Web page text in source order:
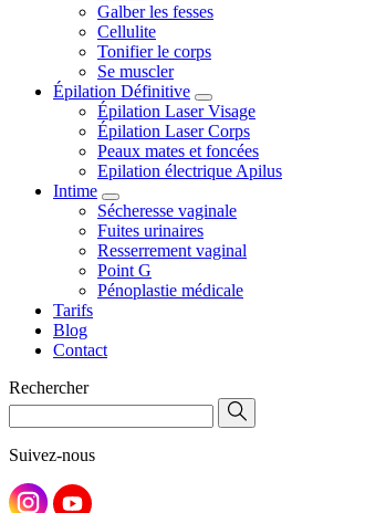
Galber les fesses
Cellulite
Tonifier le corps
Se muscler
Épilation Définitive
Épilation Laser Visage
Épilation Laser Corps
Peaux mates et foncées
Epilation électrique Apilus
Intime
Sécheresse vaginale
Fuites urinaires
Resserrement vaginal
Point G
Pénoplastie médicale
Tarifs
Blog
Contact
Rechercher
Suivez-nous